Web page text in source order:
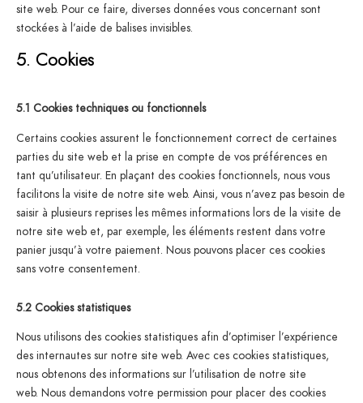
site web. Pour ce faire, diverses données vous concernant sont
stockées à l’aide de balises invisibles.
5. Cookies
5.1 Cookies techniques ou fonctionnels
Certains cookies assurent le fonctionnement correct de certaines
parties du site web et la prise en compte de vos préférences en
tant qu’utilisateur. En plaçant des cookies fonctionnels, nous vous
facilitons la visite de notre site web. Ainsi, vous n’avez pas besoin de
saisir à plusieurs reprises les mêmes informations lors de la visite de
notre site web et, par exemple, les éléments restent dans votre
panier jusqu’à votre paiement. Nous pouvons placer ces cookies
sans votre consentement.
5.2 Cookies statistiques
Nous utilisons des cookies statistiques afin d’optimiser l’expérience
des internautes sur notre site web. Avec ces cookies statistiques,
nous obtenons des informations sur l’utilisation de notre site
web. Nous demandons votre permission pour placer des cookies